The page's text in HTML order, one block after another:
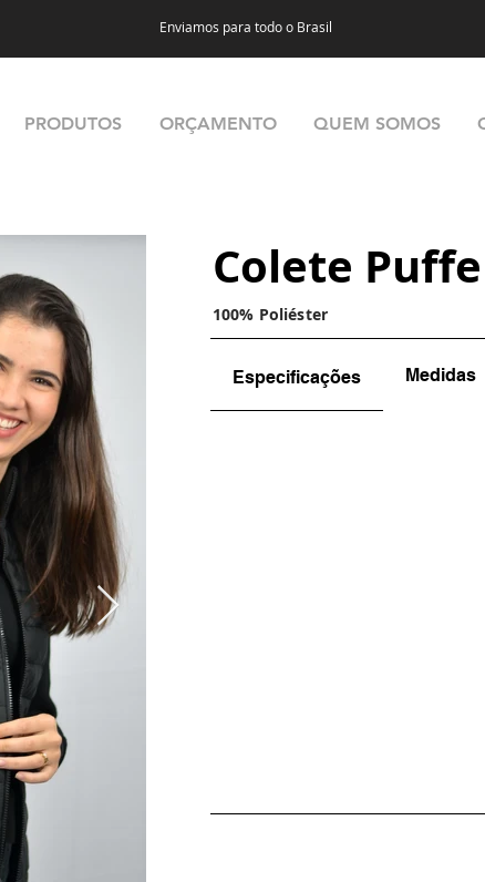
Enviamos para todo o Brasil
PRODUTOS ORÇAMENTO QUEM SOMOS
Colete
100% Poliéster
Especificações Medidas